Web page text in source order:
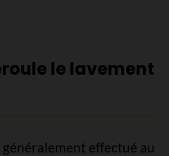
le lavement
effectué au